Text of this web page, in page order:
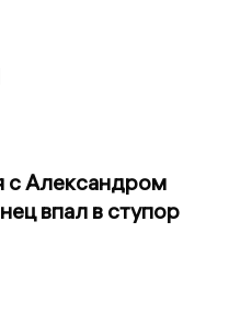
с Александром
впал в ступор